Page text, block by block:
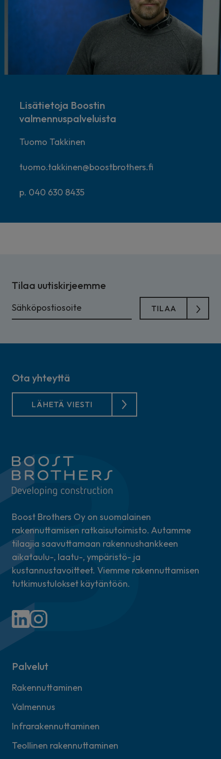
Lisätietoja Boostin
valmennuspalveluista
Tuomo Takkinen
tuomo.takkinen@boostbrothers.fi
p. 040 630 8435
Tilaa uutiskirjeemme
Boost Brothers Oy on suomalainen
rakennuttamisen ratkaisutoimisto. Autamme
tilaajia saavuttamaan rakennushankkeen
aikataulu-, laatu-, ympäristö- ja
kustannustavoitteet. Viemme rakennuttamisen
tutkimustulokset käytäntöön.
Palvelut
Rakennuttaminen
Valmennus
Infrarakennuttaminen
Teollinen rakennuttaminen
Ota yhteyttä
LÄHETÄ VIESTI